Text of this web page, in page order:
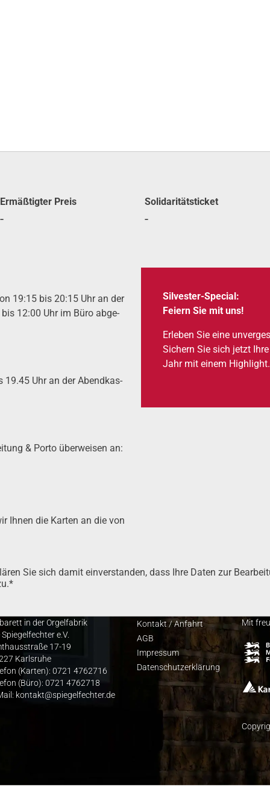
Ermäß­tig­ter Preis
-
Soli­da­ri­täts­ti­cket
-
19:15 bis 20:15 Uhr an der
12:00 Uhr im Büro abge­
19.45 Uhr an der Abend­kas­
& Por­to über­wei­sen an:
Ihnen die Karten an die von
Sil­ves­ter-Spe­cial:
Fei­ern Sie mit uns!
Erle­ben Sie eine
Sichern Sie sich jetzt
Jahr mit einem High­light.
Sie sich damit ein­ver­stan­den, dass Ihre Daten zur
in der Orgelfabrik
Spiegelfechter e.V.
17-19
Karlsruhe
(Karten): 0721 4762716
(Büro): 0721 4762718
kontakt@spiegelfechter.de
Kon­takt / Anfahrt
AGB
Impres­sum
Daten­schutz­er­klä­rung
Mit